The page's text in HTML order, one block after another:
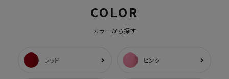
COLOR
カラーから探す
レッド ピンク